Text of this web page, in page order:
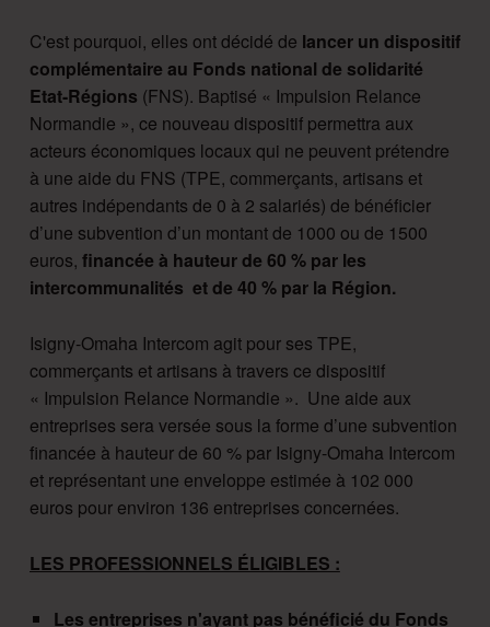
C'est pourquoi, elles ont décidé de lancer un dispositif
complémentaire au Fonds national de solidarité
Etat-Régions (FNS). Baptisé « Impulsion Relance
Normandie », ce nouveau dispositif permettra aux
acteurs économiques locaux qui ne peuvent prétendre
à une aide du FNS (TPE, commerçants, artisans et
autres indépendants de 0 à 2 salariés) de bénéficier
d’une subvention d’un montant de 1000 ou de 1500
euros, financée à hauteur de 60 % par les
intercommunalités et de 40 % par la Région.
Isigny-Omaha Intercom agit pour ses TPE,
commerçants et artisans à travers ce dispositif
« Impulsion Relance Normandie ». Une aide aux
entreprises sera versée sous la forme d’une subvention
financée à hauteur de 60 % par Isigny-Omaha Intercom
et représentant une enveloppe estimée à 102 000
euros pour environ 136 entreprises concernées.
LES PROFESSIONNELS ÉLIGIBLES :
Les entreprises n'ayant pas bénéficié du Fonds